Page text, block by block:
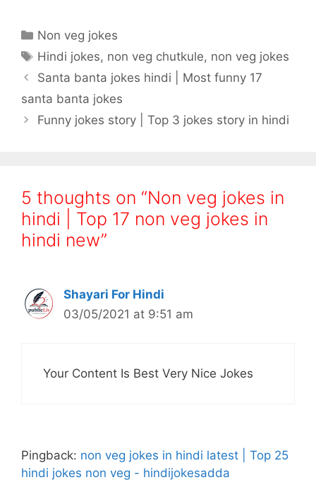
Categories
Non veg jokes
Tags
Hindi jokes, non veg chutkule, non veg jokes
Santa banta jokes hindi | Most funny 17
santa banta jokes
Funny jokes story | Top 3 jokes story in hindi
5 thoughts on “Non veg jokes in
hindi | Top 17 non veg jokes in
hindi new”
Shayari For Hindi
03/05/2021 at 9:51 am
Your Content Is Best Very Nice Jokes
Pingback: non veg jokes in hindi latest | Top 25
hindi jokes non veg - hindijokesadda